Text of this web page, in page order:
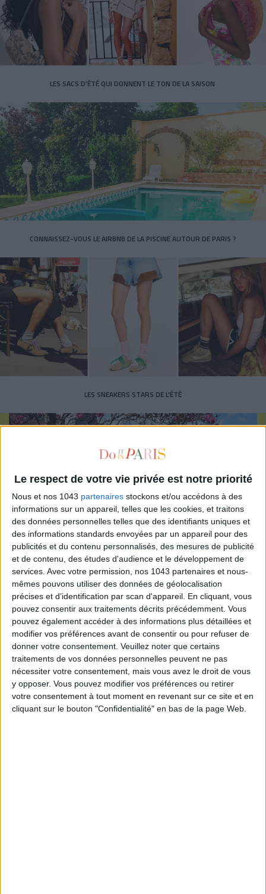
Le respect de votre vie privée est notre priorité
Nous et nos 1043 partenaires stockons et/ou accédons à des
informations sur un appareil, telles que les cookies, et traitons
des données personnelles telles que des identifiants uniques et
des informations standards envoyées par un appareil pour des
publicités et du contenu personnalisés, des mesures de publicité
et de contenu, des études d'audience et le développement de
services. Avec votre permission, nos 1043 partenaires et nous-
mêmes pouvons utiliser des données de géolocalisation
précises et d’identification par scan d'appareil. En cliquant, vous
pouvez consentir aux traitements décrits précédemment. Vous
pouvez également accéder à des informations plus détaillées et
modifier vos préférences avant de consentir ou pour refuser de
donner votre consentement. Veuillez noter que certains
traitements de vos données personnelles peuvent ne pas
nécessiter votre consentement, mais vous avez le droit de vous
y opposer. Vous pouvez modifier vos préférences ou retirer
votre consentement à tout moment en revenant sur ce site et en
cliquant sur le bouton "Confidentialité" en bas de la page Web.
LES SACS D’ÉTÉ QUI DONNENT LE TON DE LA SAISON
CONNAISSEZ-VOUS LE AIRBNB DE LA PISCINE AUTOUR DE PARIS ?
LES SNEAKERS STARS DE L’ÉTÉ
Inscrivez-vous à notre newsletter
S'INSCRIRE
ADOPT PARFUMS RÉVOLUTIONNE LA PARFUMERIE MADE IN FRANCE À PETIT PRIX